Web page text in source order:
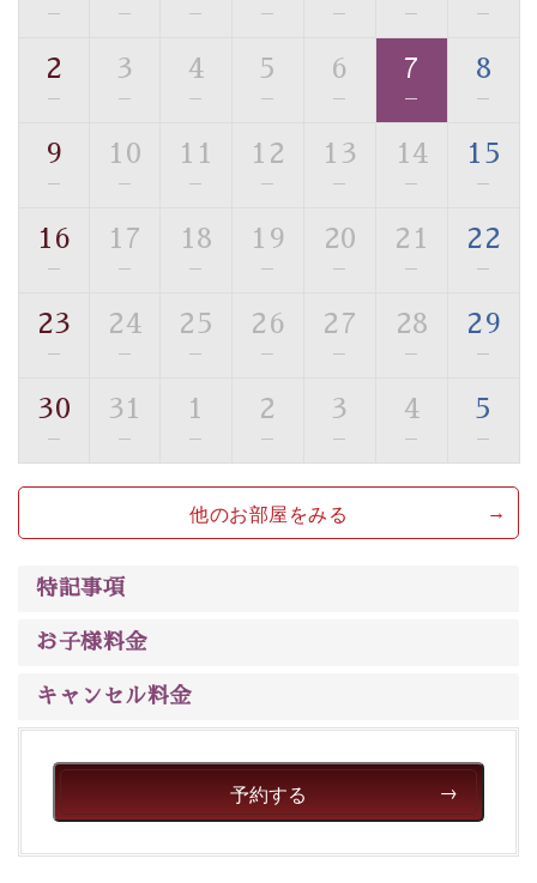
※男性大浴場までのご移動には階段がございます。 予め
■貸切温泉風呂 （40分2000円）
む貸切温泉風呂です。ゆったりといやされるプライベー
【旅】
豊富な知識を持ったドライバー兼ガイドが諏訪大社をご
案内します。
事前ご予約制ですので、ご利用ご希望の方
※交通規制などにより運行できない日がございます
※年末年始及び御柱祭前後は運行しておりません
以上がプラン内容です。
上諏訪温泉“しんゆ”なら諏訪大社など歴史ある諏訪の街
清らかな源泉、
みを感じていただける、美しく癒される宿で贅沢に幸せ
— — — — — — —
2
—
3
—
4
—
5
—
6
—
7
—
8
—
9
—
10
—
11
—
12
—
13
—
14
—
15
—
16
—
17
—
18
—
19
—
20
—
21
—
22
—
23
—
24
—
25
—
26
—
27
—
28
—
29
—
30
—
31
—
1
—
2
—
3
—
4
—
5
—
他のお部屋をみる
特記事項
お子様料金
キャンセル料金
予約する